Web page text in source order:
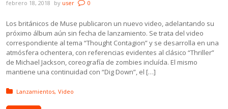
febrero 18, 2018 by user 0
Los británicos de Muse publicaron un nuevo video, adelantando su
próximo álbum aún sin fecha de lanzamiento. Se trata del video
correspondiente al tema “Thought Contagion” y se desarrolla en una
atmósfera ochentera, con referencias evidentes al clásico “Thriller”
de Michael Jackson, coreografía de zombies incluída. El mismo
mantiene una continuidad con “Dig Down”, el […]
Posted in:
Lanzamientos Video